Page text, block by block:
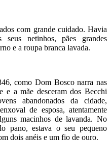
com grande cuidado. Havia
netinhos, pães grandes
e a roupa branca lavada.
como Dom Bosco narra nas
e a mãe desceram dos Becchi
abandonados da cidade,
de esposa, atentamente
macinhos de lavanda. No
pano, estava o seu pequeno
dois anéis e um fio de ouro.